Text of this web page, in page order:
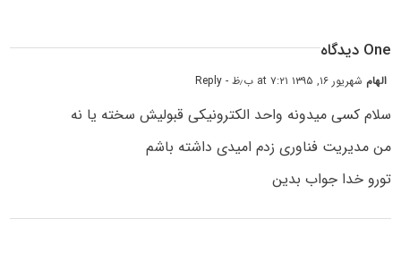
One دیدگاه
الهام شهریور ۱۶, ۱۳۹۵ at ۷:۲۱ ب٫ظ - Reply
سلام کسی میدونه واحد الکترونیکی قبولیش سخته یا نه
من مدیریت فناوری زدم امیدی داشته باشم
تورو خدا جواب بدین